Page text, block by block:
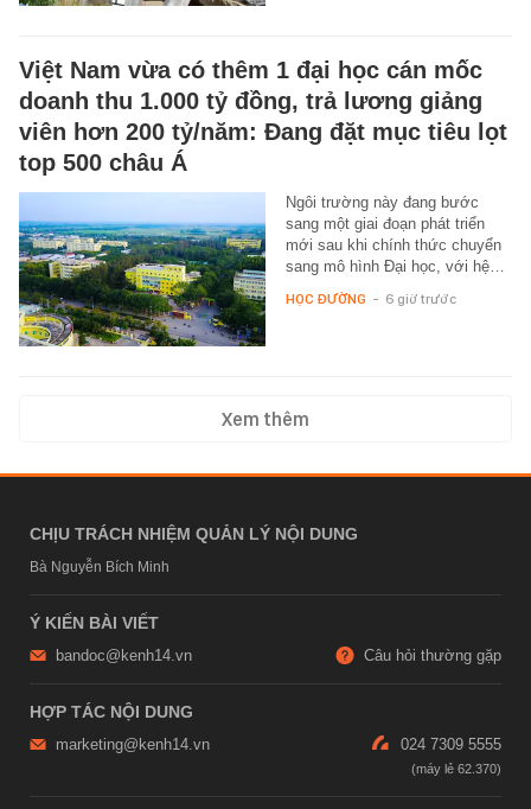
Việt Nam vừa có thêm 1 đại học cán mốc
doanh thu 1.000 tỷ đồng, trả lương giảng
viên hơn 200 tỷ/năm: Đang đặt mục tiêu lọt
top 500 châu Á
Ngôi trường này đang bước
sang một giai đoạn phát triển
mới sau khi chính thức chuyển
sang mô hình Đại học, với hệ…
HỌC ĐƯỜNG - 6 giờ trước
Xem thêm
CHỊU TRÁCH NHIỆM QUẢN LÝ NỘI DUNG
Bà Nguyễn Bích Minh
Ý KIẾN BÀI VIẾT
bandoc@kenh14.vn Câu hỏi thường gặp
HỢP TÁC NỘI DUNG
marketing@kenh14.vn 024 7309 5555